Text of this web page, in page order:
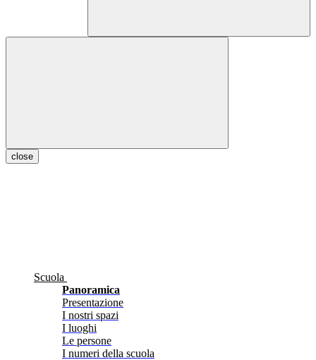
close
Scuola
Panoramica
Presentazione
I nostri spazi
I luoghi
Le persone
I numeri della scuola